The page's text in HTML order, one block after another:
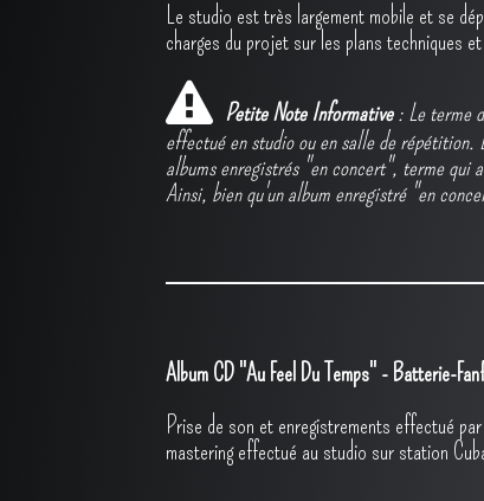
Le studio est très largement mobile et se
charges du projet sur les plans techniques
Petite Note Informative: Le terme
effectué en studio ou en salle de répétition.
albums enregistrés "en concert", terme qui
Ainsi, bien qu'un album enregistré "en
Album CD "Au Feel Du Temps" - Batterie-
Prise de son et enregistrements effectué
mastering effectué au studio sur station